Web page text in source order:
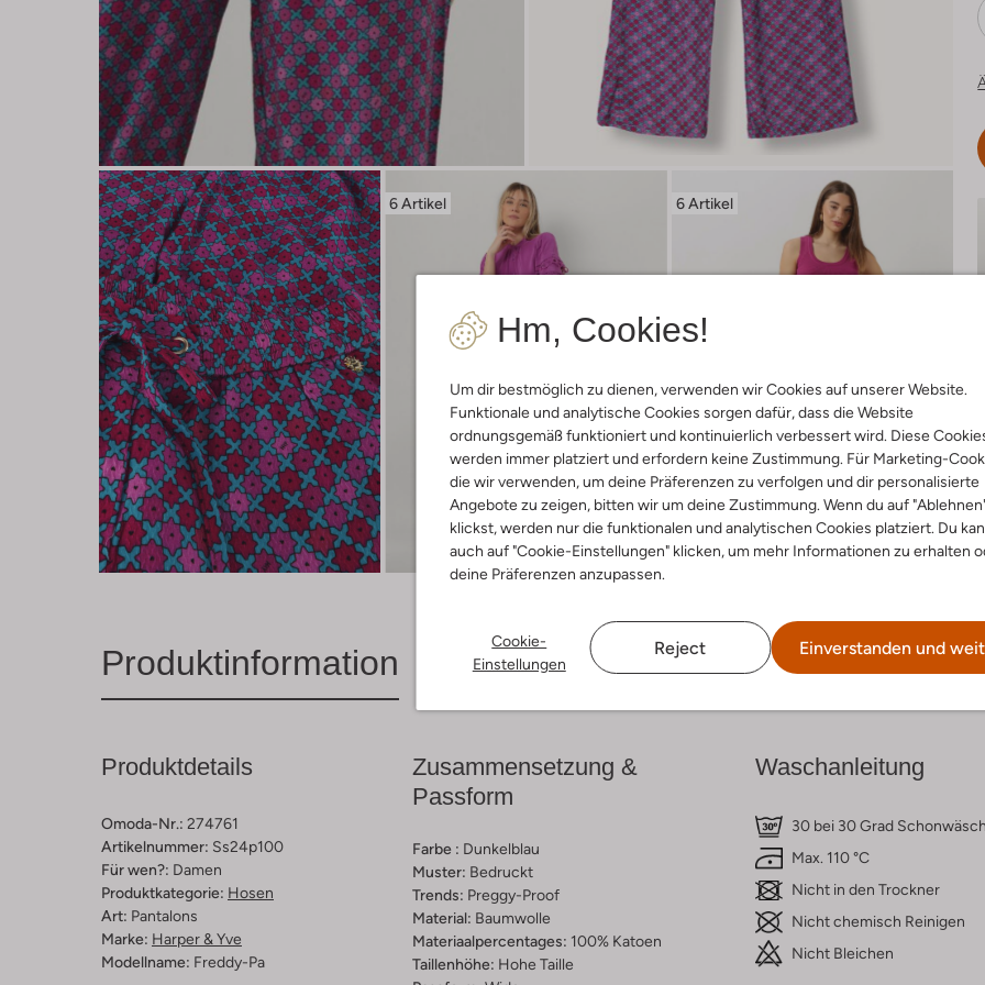
Hm, Cookies!
Um dir bestmöglich zu dienen, verwenden wir Cookies auf unserer Website.
Funktionale und analytische Cookies sorgen dafür, dass die Website
ordnungsgemäß funktioniert und kontinuierlich verbessert wird. Diese
werden immer platziert und erfordern keine Zustimmung. Für Marketing-
die wir verwenden, um deine Präferenzen zu verfolgen und dir personalisierte
Angebote zu zeigen, bitten wir um deine Zustimmung. Wenn du auf
klickst, werden nur die funktionalen und analytischen Cookies platziert. Du
auch auf "Cookie-Einstellungen" klicken, um mehr Informationen zu erhalten
deine Präferenzen anzupassen.
Cookie-
Einstellungen
Reject Einverstanden und
6 Artikel
Entdecke den Look
6 Artikel
Entdecke den Look
Produktinformation Lieferung & Rückgabe
Produktdetails
Omoda-Nr.: 274761
Artikelnummer: Ss24p100
Für wen?: Damen
Produktkategorie: Hosen
Art: Pantalons
Marke: Harper & Yve
Modellname: Freddy-Pa
Zusammensetzung &
Passform
Farbe : Dunkelblau
Muster: Bedruckt
Trends: Preggy-Proof
Material: Baumwolle
Materiaalpercentages: 100% Katoen
Taillenhöhe: Hohe Taille
Waschanleitung
30 bei 30 Grad
Max. 110 °C
Nicht in den Trockner
Nicht chemisch Reinigen
Nicht Bleichen